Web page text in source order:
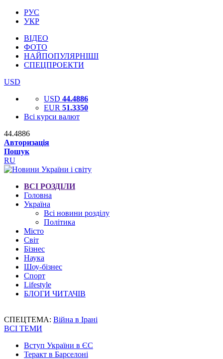
РУС
УКР
ВІДЕО
ФОТО
НАЙПОПУЛЯРНІШІ
СПЕЦПРОЕКТИ
USD
USD 44.4886
EUR 51.3350
Всі курси валют
44.4886
Авторизація
Пошук
RU
ВСІ РОЗДІЛИ
Головна
Україна
Всі новини розділу
Політика
Місто
Світ
Бізнес
Наука
Шоу-бізнес
Спорт
Lifestyle
БЛОГИ ЧИТАЧІВ
СПЕЦТЕМА: Війна в Ірані
ВСІ ТЕМИ
Вступ України в ЄС
Теракт в Барселоні